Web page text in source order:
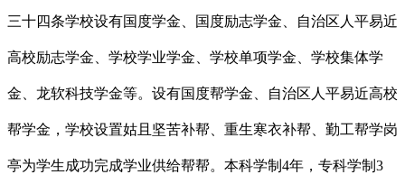
三十四条学校设有国度学金、国度励志学金、自治区人平易近
高校励志学金、学校学业学金、学校单项学金、学校集体学
金、龙软科技学金等。设有国度帮学金、自治区人平易近高校
帮学金，学校设置姑且坚苦补帮、重生寒衣补帮、勤工帮学岗
亭为学生成功完成学业供给帮帮。本科学制4年，专科学制3